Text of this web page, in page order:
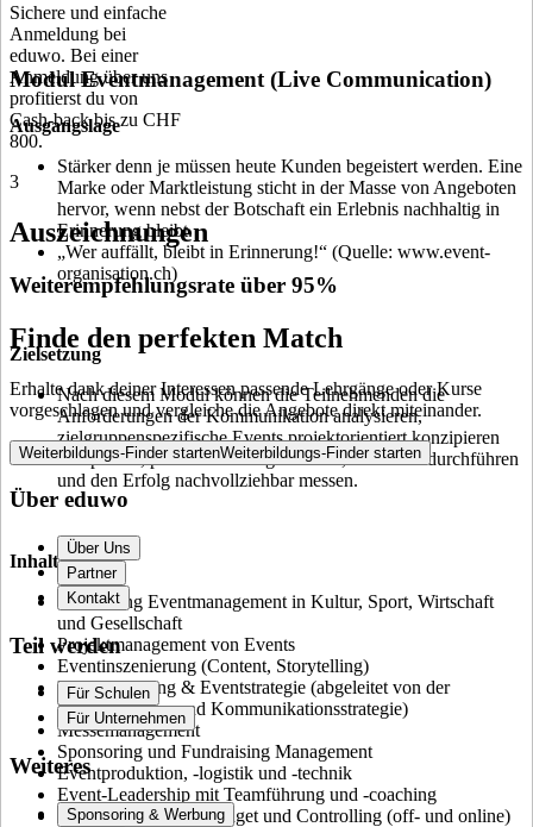
Modul Eventmanagement (Live Communication)
Ausgangslage
Stärker denn je müssen heute Kunden begeistert werden. Eine
Marke oder Marktleistung sticht in der Masse von Angeboten
hervor, wenn nebst der Botschaft ein Erlebnis nachhaltig in
Erinnerung bleibt.
„Wer auffällt, bleibt in Erinnerung!“ (Quelle: www.event-
organisation.ch)
Zielsetzung
Nach diesem Modul können die Teilnehmenden die
Anforderungen der Kommunikation analysieren,
zielgruppenspezifische Events projektorientiert konzipieren
und planen, professionell organisieren, effektvoll durchführen
und den Erfolg nachvollziehbar messen.
Inhalt
Einführung Eventmanagement in Kultur, Sport, Wirtschaft
und Gesellschaft
Projektmanagement von Events
Eventinszenierung (Content, Storytelling)
Eventmarketing & Eventstrategie (abgeleitet von der
Unternehmens- und Kommunikationsstrategie)
Messemanagement
Sponsoring und Fundraising Management
Eventproduktion, -logistik und -technik
Event-Leadership mit Teamführung und -coaching
Rechte, Sicherheit, Budget und Controlling (off- und online)
Sichere und einfache
Anmeldung bei
eduwo. Bei einer
Anmeldung über uns
profitierst du von
Cash-back bis zu CHF
800.
3
Auszeichnungen
Weiterempfehlungsrate über 95%
Finde den perfekten Match
Erhalte dank deiner Interessen passende Lehrgänge oder Kurse
vorgeschlagen und vergleiche die Angebote direkt miteinander.
Weiterbildungs-Finder startenWeiterbildungs-Finder starten
Über eduwo
Über Uns
Partner
Kontakt
Teil werden
Für Schulen
Für Unternehmen
Weiteres
Sponsoring & Werbung